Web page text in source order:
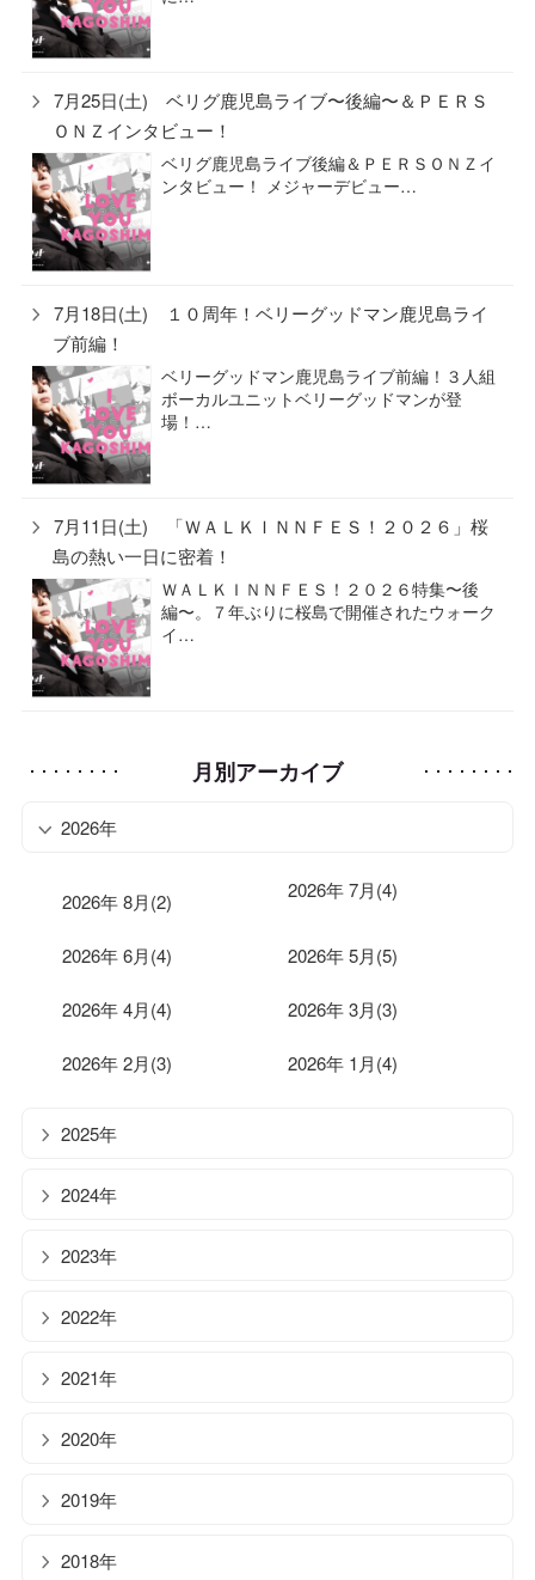
7月25日(土) ベリグ鹿児島ライブ〜後編〜＆ＰＥＲＳ
ＯＮＺインタビュー！
ベリグ鹿児島ライブ後編＆ＰＥＲＳＯＮＺイ
ンタビュー！ メジャーデビュー…
7月18日(土) １０周年！ベリーグッドマン鹿児島ライ
ブ前編！
ベリーグッドマン鹿児島ライブ前編！３人組
ボーカルユニットベリーグッドマンが登
場！…
7月11日(土) 「ＷＡＬＫＩＮＮＦＥＳ！２０２６」桜
島の熱い一日に密着！
ＷＡＬＫＩＮＮＦＥＳ！２０２６特集〜後
編〜。７年ぶりに桜島で開催されたウォーク
イ…
月別アーカイブ
2026年
2026年 8月(2) 2026年 7月(4)
2026年 6月(4) 2026年 5月(5)
2026年 4月(4) 2026年 3月(3)
2026年 2月(3) 2026年 1月(4)
2025年
2024年
2023年
2022年
2021年
2020年
2019年
2018年